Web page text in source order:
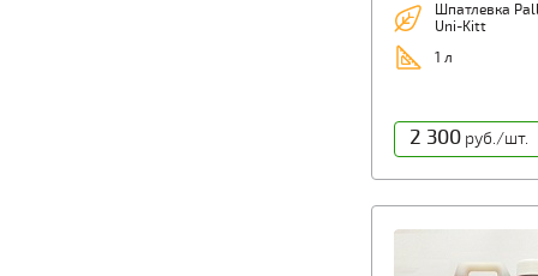
Шпатлевка
Uni-Kitt
1 л
2 300руб./шт.